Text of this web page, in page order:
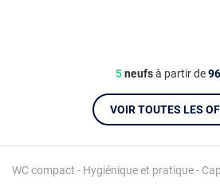
WC compact - Hygiénique et pratique -
5neufsà partir de
VOIR TOUTES LES